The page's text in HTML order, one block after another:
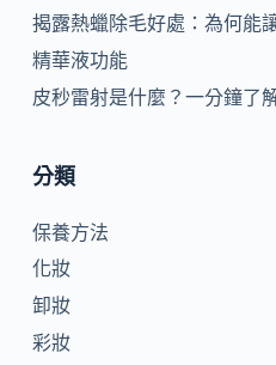
揭露熱蠟除毛好處：為何能
精華液功能
皮秒雷射是什麼？一分鐘了
分類
保養方法
化妝
卸妝
彩妝